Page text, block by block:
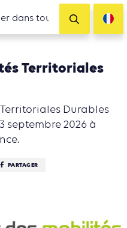
Territoriales
Durables
septembre 2026 à
PARTAGER